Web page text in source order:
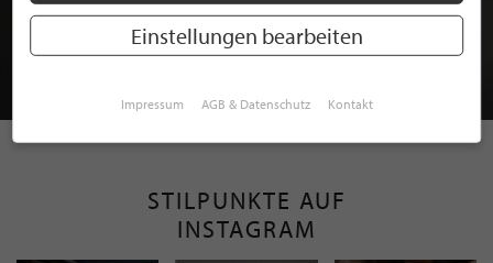
MITGLIEDSCHAFT BEI STILPUNKTE®
STILPUNKTE AUF
INSTAGRAM
Einstellungen bearbeiten
Impressum AGB & Datenschutz Kontakt